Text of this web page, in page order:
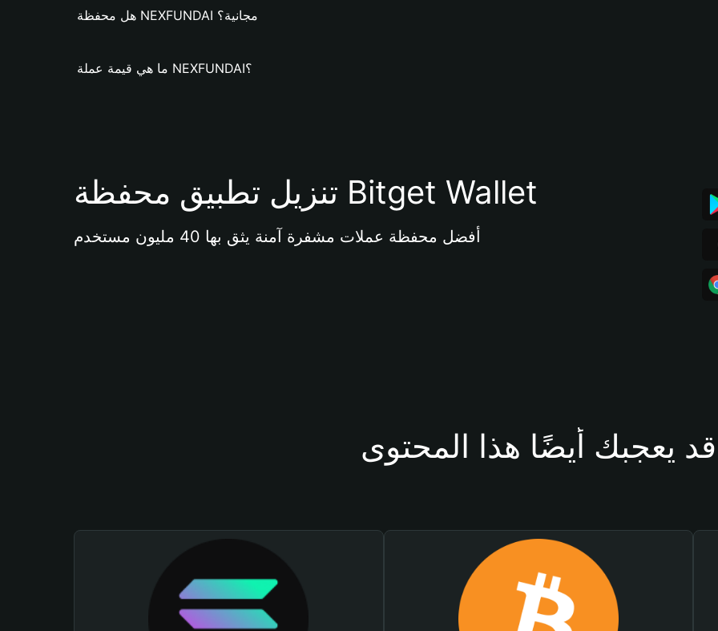
هل محفظة NEXFUNDAI مجانية؟
ما هي قيمة عملة NEXFUNDAI؟
تنزيل تطبيق محفظة Bitget Wallet
أفضل محفظة عملات مشفرة آمنة يثق بها 40 مليون مستخدم
قد يعجبك أيضًا هذا المحتوى